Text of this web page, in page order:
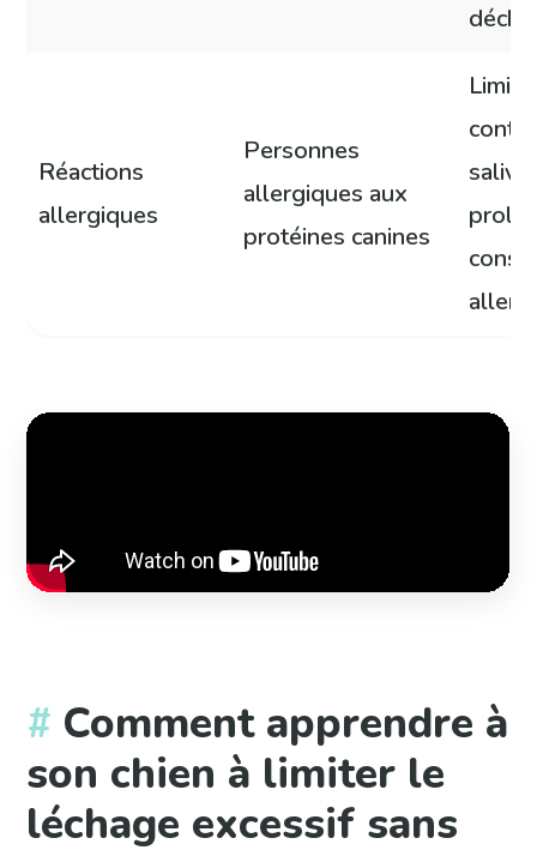
Réactions
allergiques
Personnes
allergiques aux
protéines canines
Comment apprendre à
son chien à limiter le
léchage excessif sans